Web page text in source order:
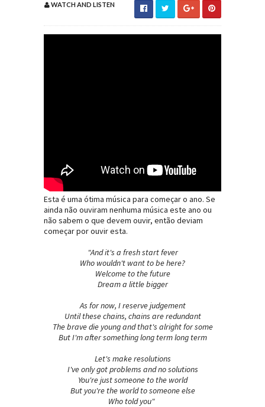
WATCH AND LISTEN
Esta é uma ótima música para começar o ano. Se
ainda não ouviram nenhuma música este ano ou
não sabem o que devem ouvir, então deviam
começar por ouvir esta.
"And it's a fresh start fever
Who wouldn't want to be here?
Welcome to the future
Dream a little bigger
As for now, I reserve judgement
Until these chains, chains are redundant
The brave die young and that's alright for some
But I'm after something long term long term
Let's make resolutions
I've only got problems and no solutions
You're just someone to the world
But you're the world to someone else
Who told you"